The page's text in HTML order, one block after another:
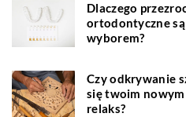
Dlaczego
ortodontyczne
wyborem?
Czy odkrywanie
się twoim
relaks?